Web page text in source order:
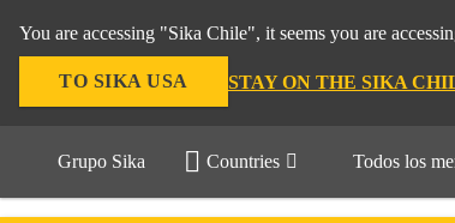
You are accessing "Sika Chile", it seems you are
TO SIKA USA STAY ON THE SIKA
Grupo Sika Countries Todos los